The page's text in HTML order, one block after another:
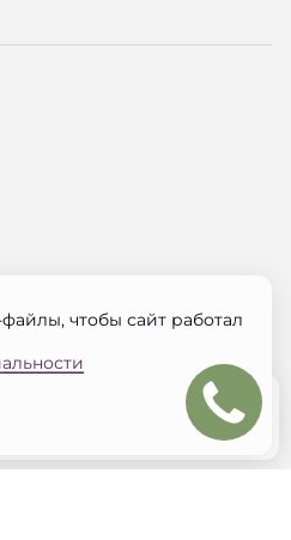
наш.дом.рф
чтобы сайт работал